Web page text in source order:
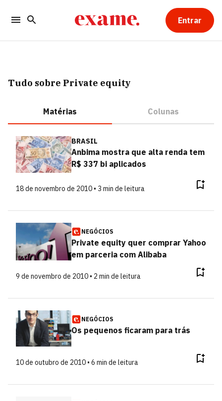
Entrar
Tudo sobre Private equity
Matérias Colunas
BRASIL
Anbima mostra que alta renda tem
R$ 337 bi aplicados
18 de novembro de 2010 • 3 min de leitura
NEGÓCIOS
Private equity quer comprar Yahoo
em parceria com Alibaba
9 de novembro de 2010 • 2 min de leitura
NEGÓCIOS
Os pequenos ficaram para trás
10 de outubro de 2010 • 6 min de leitura